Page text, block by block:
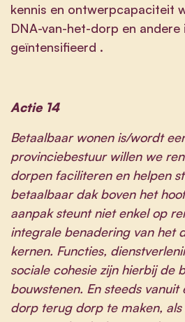
kennis en ontwerpcapaciteit
DNA-van-het-dorp en andere
geïntensifieerd .
Actie 14
Betaalbaar wonen is/wordt
provinciebestuur willen we
dorpen faciliteren en helpen
betaalbaar dak boven het
aanpak steunt niet enkel op
integrale benadering van het
kernen. Functies,
sociale cohesie zijn hierbij de
bouwstenen. En steeds vanuit
dorp terug dorp te maken, als